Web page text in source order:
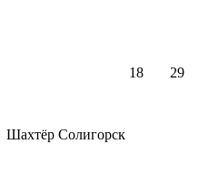
Шахтёр Солигорск
18 29